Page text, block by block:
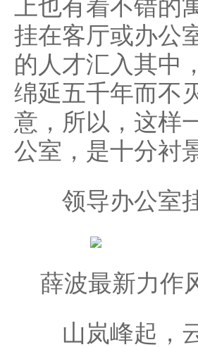
上也有着不错
挂在客厅或办公
的人才汇入其中
绵延五千年而不
意，所以，这样
公室，是十分衬
领导办公室挂
薛波最新力作
山岚峰起，云